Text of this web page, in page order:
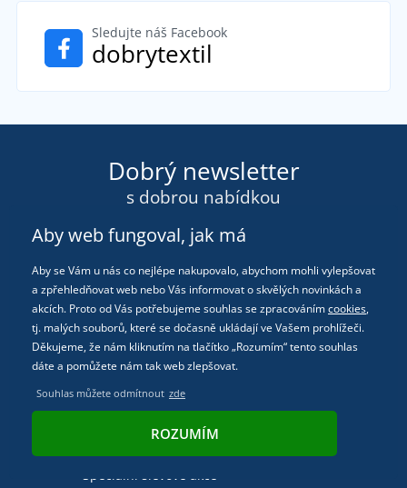
Sledujte náš Facebook
dobrytextil
Dobrý newsletter
s dobrou nabídkou
Přehled o novinkách
Rady a zajímavosti nejen ze světa oblečení
Speciální slevové akce
Aby web fungoval, jak má
Aby se Vám u nás co nejlépe nakupovalo, abychom mohli vylepšovat
a zpřehledňovat web nebo Vás informovat o skvělých novinkách a
akcích. Proto od Vás potřebujeme souhlas se zpracovánímcookies,
tj. malých souborů, které se dočasně ukládají ve Vašem prohlížeči.
Děkujeme, že nám kliknutím na tlačítko „Rozumím“ tento souhlas
dáte a pomůžete nám tak web zlepšovat.
Souhlas můžete odmítnout zde
ROZUMÍM